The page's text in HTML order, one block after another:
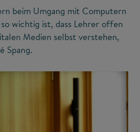
beim Umgang mit Computern
wichtig ist, dass Lehrer offen
Medien selbst verstehen,
Spang.